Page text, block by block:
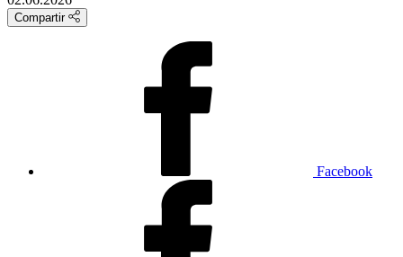
Compartir
Facebook